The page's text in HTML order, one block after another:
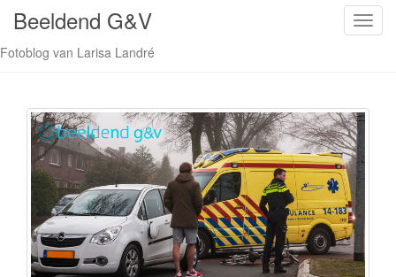
S
k
e
l
n
i
a
Beeldend G&V
Fotoblog van Larisa Landré